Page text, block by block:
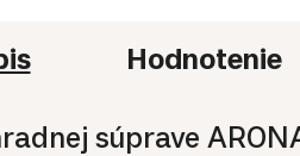
Hodnotenie
súprave